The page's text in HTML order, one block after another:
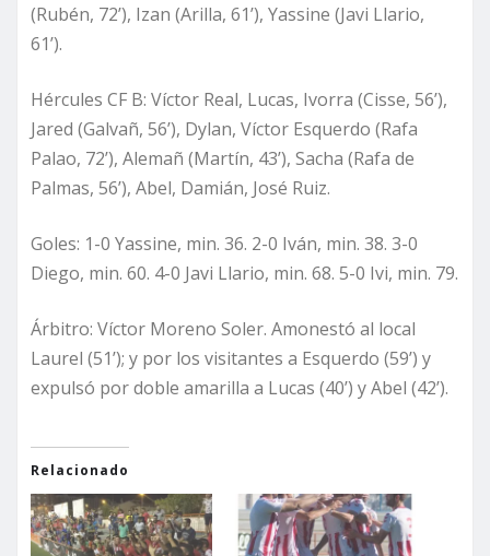
(Rubén, 72’), Izan (Arilla, 61’), Yassine (Javi Llario,
61’).
Hércules CF B: Víctor Real, Lucas, Ivorra (Cisse, 56’),
Jared (Galvañ, 56’), Dylan, Víctor Esquerdo (Rafa
Palao, 72’), Alemañ (Martín, 43’), Sacha (Rafa de
Palmas, 56’), Abel, Damián, José Ruiz.
Goles: 1-0 Yassine, min. 36. 2-0 Iván, min. 38. 3-0
Diego, min. 60. 4-0 Javi Llario, min. 68. 5-0 Ivi, min. 79.
Árbitro: Víctor Moreno Soler. Amonestó al local
Laurel (51’); y por los visitantes a Esquerdo (59’) y
expulsó por doble amarilla a Lucas (40’) y Abel (42’).
Relacionado